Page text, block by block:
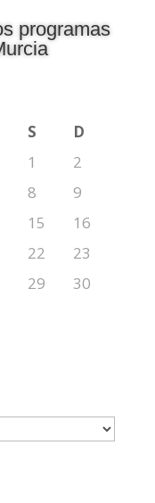
programas
S
D
1
2
8
9
15
16
22
23
29
30